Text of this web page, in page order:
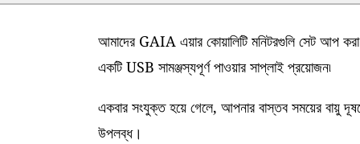
আমাদের GAIA এয়ার কোয়ালিটি মনিটরগুলি সেট আপ
একটি USB সামঞ্জস্যপূর্ণ পাওয়ার সাপ্লাই প্রয়োজন৷
একবার সংযুক্ত হয়ে গেলে, আপনার বাস্তব সময়ের বায়ু
উপলব্ধ।